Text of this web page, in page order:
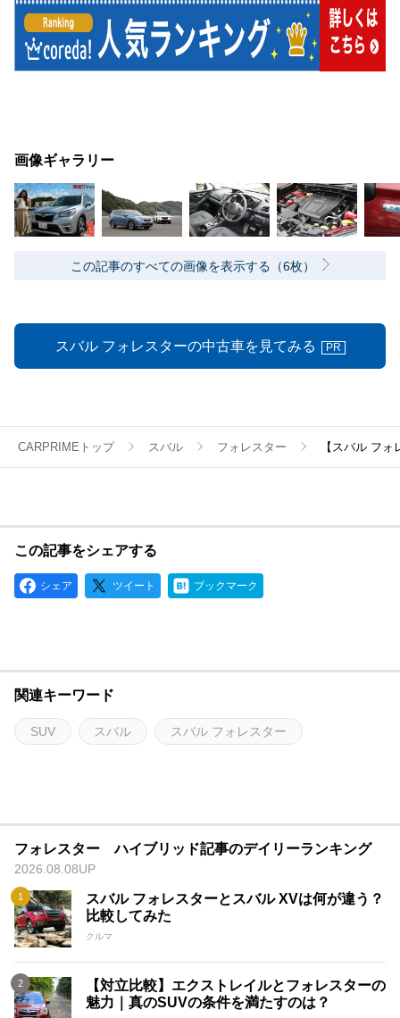
画像ギャラリー
この記事のすべての画像を表示する（6枚）
スバル フォレスターの中古車を見てみる PR
CARPRIMEトップ スバル フォレスター 【スバル フ
この記事をシェアする
シェア ツイート ブックマーク
関連キーワード
SUV スバル スバル フォレスター
フォレスター ハイブリッド記事のデイリーランキング
2026.08.08UP
スバル フォレスターとスバル XVは何が違う？
比較してみた
クルマ
【対立比較】エクストレイルとフォレスターの
魅力｜真のSUVの条件を満たすのは？